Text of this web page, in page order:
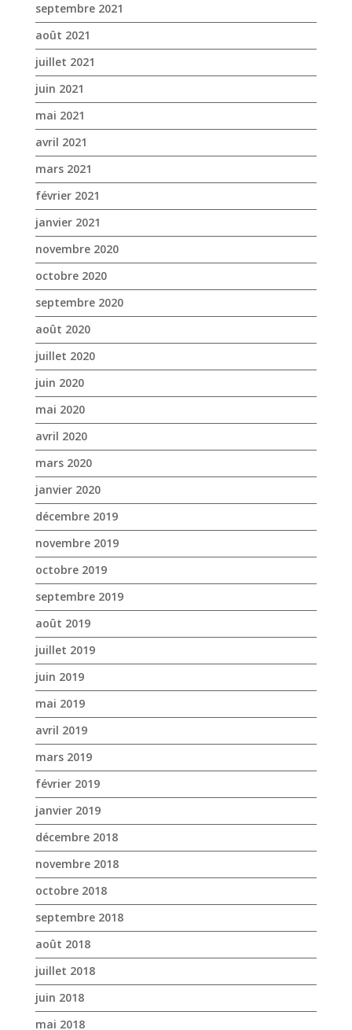
septembre 2021
août 2021
juillet 2021
juin 2021
mai 2021
avril 2021
mars 2021
février 2021
janvier 2021
novembre 2020
octobre 2020
septembre 2020
août 2020
juillet 2020
juin 2020
mai 2020
avril 2020
mars 2020
janvier 2020
décembre 2019
novembre 2019
octobre 2019
septembre 2019
août 2019
juillet 2019
juin 2019
mai 2019
avril 2019
mars 2019
février 2019
janvier 2019
décembre 2018
novembre 2018
octobre 2018
septembre 2018
août 2018
juillet 2018
juin 2018
mai 2018